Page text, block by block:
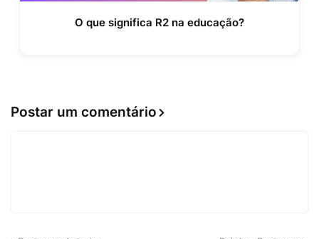
O que significa R2 na educação?
Postar um comentário